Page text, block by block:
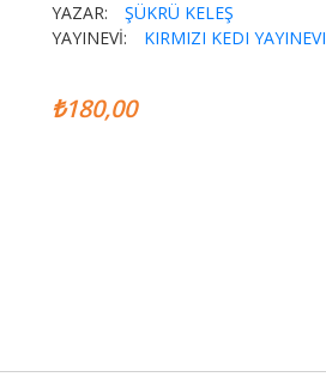
YAZAR:
ŞÜKRÜ KELEŞ
YAYINEVİ:
KIRMIZI KEDI YAYINEVI
₺180,00